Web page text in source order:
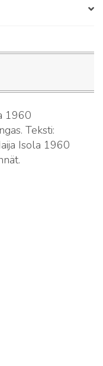
1960
Teksti:
Isola 1960